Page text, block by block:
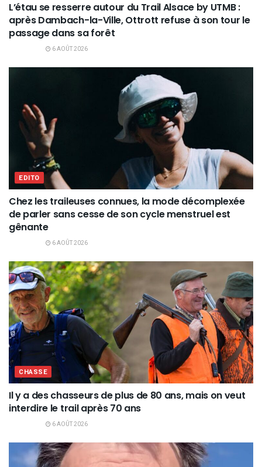
L’étau se resserre autour du Trail Alsace by UTMB :
après Dambach-la-Ville, Ottrott refuse à son tour le
passage dans sa forêt
6 AOÛT 2026
EDITO
Chez les traileuses connues, la mode décomplexée
de parler sans cesse de son cycle menstruel est
gênante
6 AOÛT 2026
CHASSE
Il y a des chasseurs de plus de 80 ans, mais on veut
interdire le trail après 70 ans
6 AOÛT 2026